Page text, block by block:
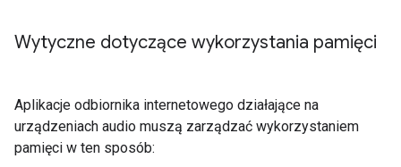
Wytyczne dotyczące wykorzystania pamięci
Aplikacje odbiornika internetowego działające na
urządzeniach audio muszą zarządzać wykorzystaniem
pamięci w ten sposób: